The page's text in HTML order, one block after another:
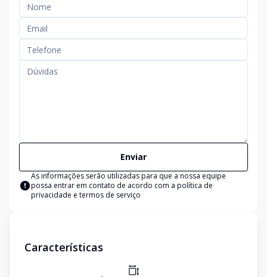
Enviar
As informações serão utilizadas para que a nossa equipe
possa entrar em contato de acordo com a política de
privacidade e termos de serviço
Características